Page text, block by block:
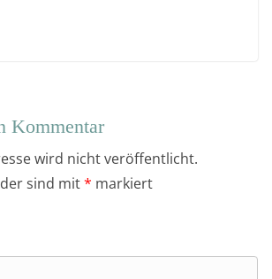
Kommentar
wird nicht veröffentlicht.
sind mit* markiert